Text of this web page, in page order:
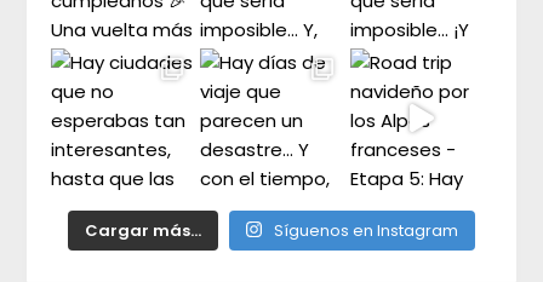
Cargar más... Síguenos en Instagram